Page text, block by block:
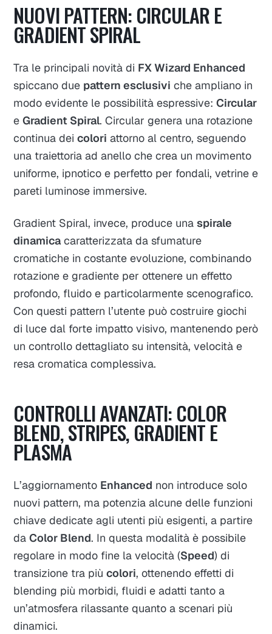
NUOVI PATTERN: CIRCULAR E
GRADIENT SPIRAL
Tra le principali novità di FX Wizard Enhanced
spiccano due pattern esclusivi che ampliano in
modo evidente le possibilità espressive:Circular
eGradient Spiral. Circular genera una rotazione
continua deicolori attorno al centro, seguendo
una traiettoria ad anello che crea un movimento
uniforme, ipnotico e perfetto per fondali, vetrine e
pareti luminose immersive.​
Gradient Spiral, invece, produce unaspirale
dinamicacaratterizzata da sfumature
cromatiche in costante evoluzione, combinando
rotazione e gradiente per ottenere un effetto
profondo, fluido e particolarmente scenografico.
Con questi pattern l’utente può costruire giochi
di luce dal forte impatto visivo, mantenendo però
un controllo dettagliato su intensità, velocità e
resa cromatica complessiva.​
CONTROLLI AVANZATI: COLOR
BLEND, STRIPES, GRADIENT E
PLASMA
L’aggiornamento Enhanced non introduce solo
nuovi pattern, ma potenzia alcune delle funzioni
chiave dedicate agli utenti più esigenti, a partire
daColor Blend. In questa modalità è possibile
regolare in modo fine la velocità (Speed) di
transizione tra piùcolori, ottenendo effetti di
blending più morbidi, fluidi e adatti tanto a
un’atmosfera rilassante quanto a scenari più
dinamici.​